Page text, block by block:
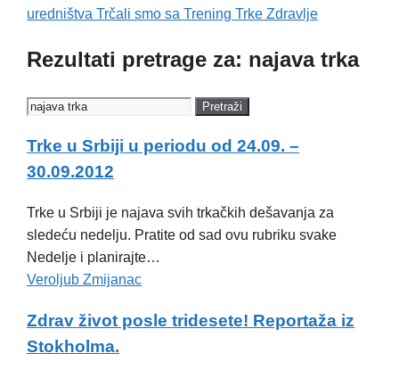
uredništva Trčali smo sa Trening Trke Zdravlje
Rezultati pretrage za: najava trka
Pretraži
Trke u Srbiji u periodu od 24.09. –
30.09.2012
Trke u Srbiji je najava svih trkačkih dešavanja za
sledeću nedelju. Pratite od sad ovu rubriku svake
Nedelje i planirajte…
Veroljub Zmijanac
Zdrav život posle tridesete! Reportaža iz
Stokholma.